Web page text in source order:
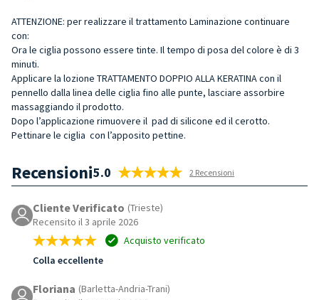
ATTENZIONE: per realizzare il trattamento Laminazione continuare
con:
Ora le ciglia possono essere tinte. Il tempo di posa del colore è di 3
minuti.
Applicare la lozione TRATTAMENTO DOPPIO ALLA KERATINA con il
pennello dalla linea delle ciglia fino alle punte, lasciare assorbire
massaggiando il prodotto.
Dopo l’applicazione rimuovere il pad di silicone ed il cerotto.
Pettinare le ciglia con l’apposito pettine.
Recensioni5.0 2 Recensioni
Cliente Verificato (Trieste)
Recensito il 3 aprile 2026
Acquisto verificato
Colla eccellente
Floriana (Barletta-Andria-Trani)